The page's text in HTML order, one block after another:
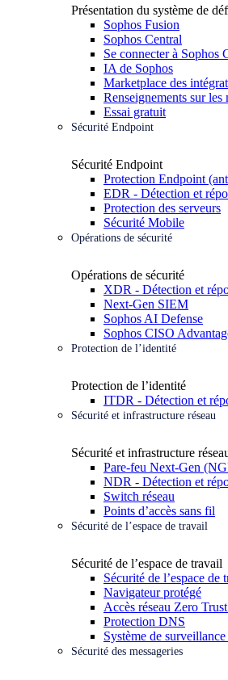
Présentation du système de
Sophos Fusion
Sophos Central
Se connecter à Sophos
IA de Sophos
Marketplace des
Renseignements sur les
Essai gratuit
Sécurité Endpoint
Sécurité Endpoint
Protection Endpoint
EDR - Détection et
Protection des serveurs
Sécurité Mobile
Opérations de sécurité
Opérations de sécurité
XDR - Détection et
Next-Gen SIEM
Sophos AI Defense
Sophos CISO
Protection de l’identité
Protection de l’identité
ITDR - Détection et
Sécurité et infrastructure réseau
Sécurité et infrastructure
Pare-feu Next-Gen
NDR - Détection et
Switch réseau
Points d’accès sans fil
Sécurité de l’espace de travail
Sécurité de l’espace de travail
Sécurité de l’espace de
Navigateur protégé
Accès réseau Zero
Protection DNS
Système de
Sécurité des messageries